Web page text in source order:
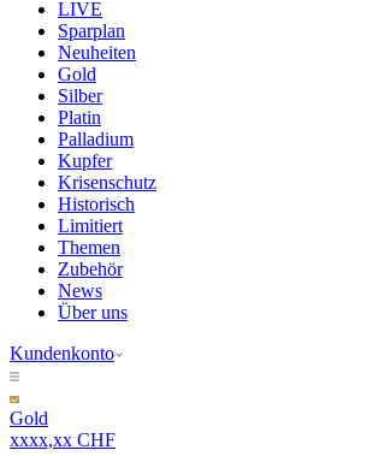
LIVE
Sparplan
Neuheiten
Gold
Silber
Platin
Palladium
Kupfer
Krisenschutz
Historisch
Limitiert
Themen
Zubehör
News
Über uns
Kundenkonto
Gold
xxxx,xx CHF